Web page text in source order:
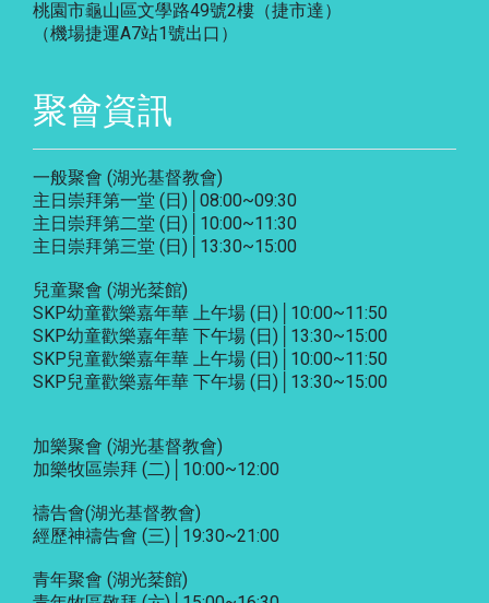
桃園市龜山區文學路49號2樓（捷市達）
（機場捷運A7站1號出口）
聚會資訊
一般聚會 (湖光基督教會)
主日崇拜第一堂 (日)│08:00~09:30
主日崇拜第二堂 (日)│10:00~11:30
主日崇拜第三堂 (日)│13:30~15:00
兒童聚會 (湖光棻館)
SKP幼童歡樂嘉年華 上午場 (日)│10:00~11:50
SKP幼童歡樂嘉年華 下午場 (日)│13:30~15:00
SKP兒童歡樂嘉年華 上午場 (日)│10:00~11:50
SKP兒童歡樂嘉年華 下午場 (日)│13:30~15:00
加樂聚會 (湖光基督教會)
加樂牧區崇拜 (二)│10:00~12:00
禱告會(湖光基督教會)
經歷神禱告會 (三)│19:30~21:00
青年聚會 (湖光棻館)